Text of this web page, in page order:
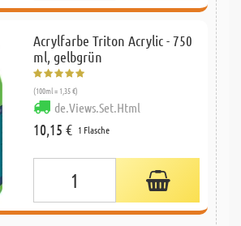
Acrylfarbe Triton Acrylic - 750
ml, gelbgrün
(100ml = 1,35 €)
de.Views.Set.Html
10,15 € 1 Flasche